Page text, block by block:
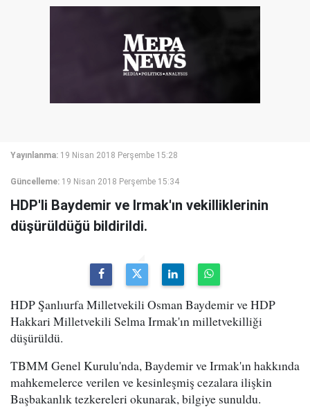
Yayınlanma: 19 Nisan 2018 Perşembe 15:28
Güncelleme: 19 Nisan 2018 Perşembe 15:34
HDP'li Baydemir ve Irmak'ın vekilliklerinin
düşürüldüğü bildirildi.
HDP Şanlıurfa Milletvekili Osman Baydemir ve HDP
Hakkari Milletvekili Selma Irmak'ın milletvekilliği
düşürüldü.
TBMM Genel Kurulu'nda, Baydemir ve Irmak'ın hakkında
mahkemelerce verilen ve kesinleşmiş cezalara ilişkin
Başbakanlık tezkereleri okunarak, bilgiye sunuldu.